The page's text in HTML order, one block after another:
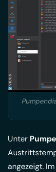
Unter Pumpe
angezeigt.